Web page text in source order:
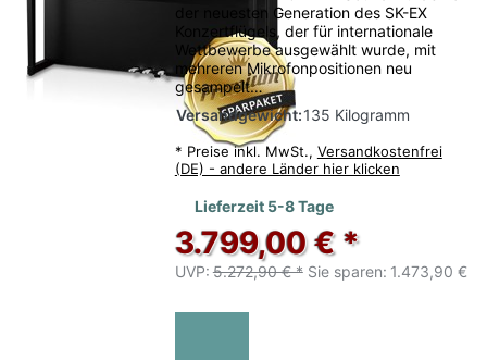
der neuesten Generation des SK-EX
Konzertflügels, der für internationale
Wettbewerbe ausgewählt wurde, mit
mehreren Mikrofonpositionen neu
gesampelt…
Versandgewicht:135 Kilogramm
* Preise inkl. MwSt., Versandkostenfrei
(DE) - andere Länder hier klicken
Lieferzeit 5-8 Tage
3.799,00 € *
UVP: 5.272,90 € * Sie sparen: 1.473,90 €